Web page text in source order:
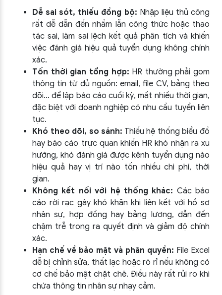
Dễ sai sót, thiếu đồng bộ: Nhập liệu thủ công
rất dễ dẫn đến nhầm lẫn công thức hoặc thao
tác sai, làm sai lệch kết quả phân tích và khiến
việc đánh giá hiệu quả tuyển dụng không chính
xác.
Tốn thời gian tổng hợp: HR thường phải gom
thông tin từ đủ nguồn: email, file CV, bảng theo
dõi… để lập báo cáo cuối kỳ, mất nhiều thời gian,
đặc biệt với doanh nghiệp có nhu cầu tuyển liên
tục.
Khó theo dõi, so sánh: Thiếu hệ thống biểu đồ
hay báo cáo trực quan khiến HR khó nhận ra xu
hướng, khó đánh giá được kênh tuyển dụng nào
hiệu quả hay vị trí nào tốn nhiều chi phí, thời
gian.
Không kết nối với hệ thống khác: Các báo
cáo rời rạc gây khó khăn khi liên kết với hồ sơ
nhân sự, hợp đồng hay bảng lương, dẫn đến
chậm trễ trong ra quyết định và giảm độ chính
xác.
Hạn chế về bảo mật và phân quyền: File Excel
dễ bị chỉnh sửa, thất lạc hoặc rò rỉ nếu không có
cơ chế bảo mật chặt chẽ. Điều này rất rủi ro khi
chứa thông tin nhân sự nhạy cảm.